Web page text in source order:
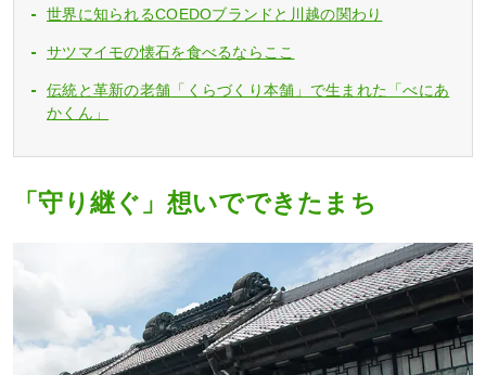
世界に知られるCOEDOブランドと川越の関わり
サツマイモの懐石を食べるならここ
伝統と革新の老舗「くらづくり本舗」で生まれた「べにあ
かくん」
「守り継ぐ」想いでできたまち